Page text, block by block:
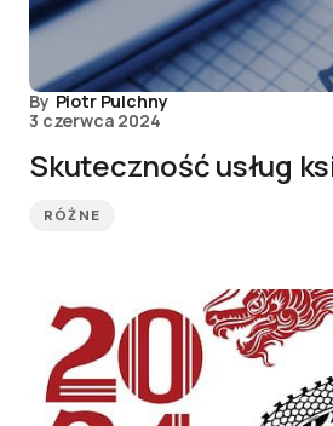
By Piotr Pulchny
3 czerwca 2024
Skuteczność usług
RÓŻNE